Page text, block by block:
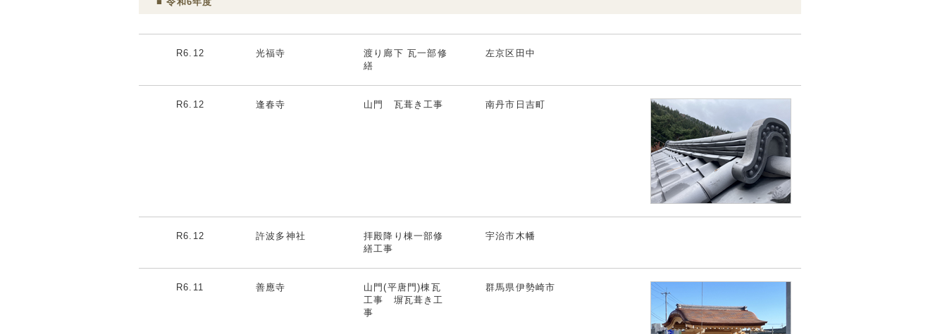
R6.12 光福寺
渡り廊下 瓦一部修
繕
左京区田中
R6.12 逢春寺 山門 瓦葺き工事 南丹市日吉町
R6.12 許波多神社
拝殿降り棟一部修
繕工事
宇治市木幡
R6.11 善應寺
山門(平唐門)棟瓦
工事 塀瓦葺き工
事
群馬県伊勢崎市